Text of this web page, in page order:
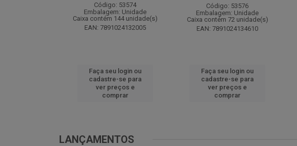
Código: 53574
Embalagem: Unidade
Caixa contém 144 unidade(s)
EAN: 7891024132005
Faça seu login ou
cadastre-se para
ver preços e
comprar
Código: 53576
Embalagem: Unidade
Caixa contém 72 unidade(s)
EAN: 7891024134610
Faça seu login ou
cadastre-se para
ver preços e
comprar
LANÇAMENTOS